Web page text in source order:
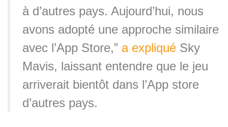
à d’autres pays. Aujourd’hui, nous
avons adopté une approche similaire
avec l’App Store,” a expliqué Sky
Mavis, laissant entendre que le jeu
arriverait bientôt dans l’App store
d’autres pays.